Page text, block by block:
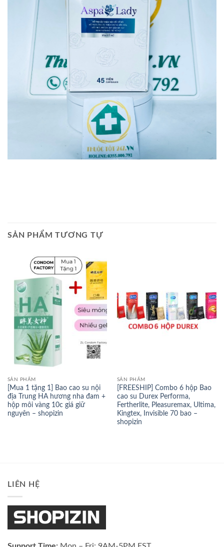
SẢN PHẨM TƯƠNG TỰ
SẢN PHẨM
[Mua 1 tặng 1] Bao cao su nội
địa Trung HA hương nha đam +
hộp môi vàng 10c giá giữ
nguyên – shopizin
SẢN PHẨM
[FREESHIP] Combo 6 hộp Bao
cao su Durex Performa,
Fertherlite, Pleasuremax, Ultima,
Kingtex, Invisible 70 bao –
shopizin
LIÊN HỆ